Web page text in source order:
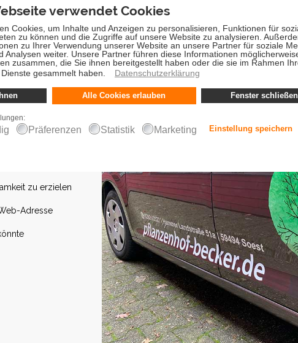
Straßenverkehr
in Ihrem
individuell
gewünschte
direkt Geld, aber
ist
Unsere
längerfristigen
zu erzielen
Adresse